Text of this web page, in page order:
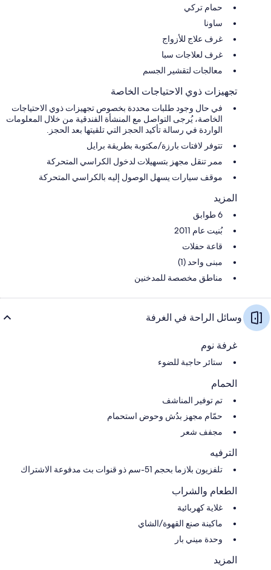
حمام تركي
ساونا
غرف علاج للأزواج
غرف لعلاجات سبا
معالجات لتقشير الجسم
تجهيزات ذوي الاحتياجات الخاصة
في حال وجود طلبات محددة بخصوص تجهيزات ذوي الاحتياجات
الخاصة، يُرجى التواصل مع المنشأة الفندقية من خلال المعلومات
الواردة في رسالة تأكيد الحجز التي تلقيتها بعد الحجز.
تتوفر لافتات بارزة/مكتوبة بطريقة برايل
ممر تنقل مجهز بتسهيلات لدخول الكراسي المتحركة
موقف سيارات يسهل الوصول إليه بالكراسي المتحركة
المزيد
6 طوابق
بُنيت عام 2011
قاعة حفلات
مبنى واحد (1)
مناطق مخصصة للمدخنين
وسائل الراحة في الغرفة
غرفة نوم
ستائر حاجبة للضوء
الحمام
تم توفير المناشف
حمّام مجهز بدُش وحوض استحمام
مجفف شعر
الترفيه
تلفزيون بلازما بحجم 51-سم ذو قنوات بث مدفوعة الاشتراك
الطعام والشراب
غلاية كهربائية
ماكينة صنع القهوة/الشاي
وحدة ميني بار
المزيد